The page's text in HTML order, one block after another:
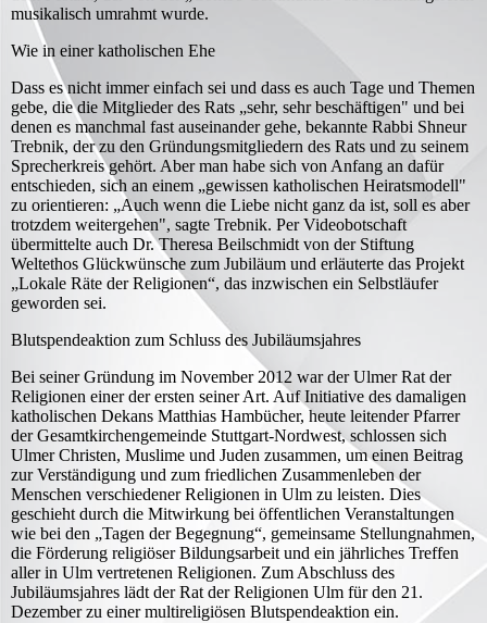
musikalisch umrahmt wurde.
Wie in einer katholischen Ehe
Dass es nicht immer einfach sei und dass es auch Tage und Themen
gebe, die die Mitglieder des Rats „sehr, sehr beschäftigen" und bei
denen es manchmal fast auseinander gehe, bekannte Rabbi Shneur
Trebnik, der zu den Gründungsmitgliedern des Rats und zu seinem
Sprecherkreis gehört. Aber man habe sich von Anfang an dafür
entschieden, sich an einem „gewissen katholischen Heiratsmodell"
zu orientieren: „Auch wenn die Liebe nicht ganz da ist, soll es aber
trotzdem weitergehen", sagte Trebnik. Per Videobotschaft
übermittelte auch Dr. Theresa Beilschmidt von der Stiftung
Weltethos Glückwünsche zum Jubiläum und erläuterte das Projekt
„Lokale Räte der Religionen“, das inzwischen ein Selbstläufer
geworden sei.
Blutspendeaktion zum Schluss des Jubiläumsjahres
Bei seiner Gründung im November 2012 war der Ulmer Rat der
Religionen einer der ersten seiner Art. Auf Initiative des damaligen
katholischen Dekans Matthias Hambücher, heute leitender Pfarrer
der Gesamtkirchengemeinde Stuttgart-Nordwest, schlossen sich
Ulmer Christen, Muslime und Juden zusammen, um einen Beitrag
zur Verständigung und zum friedlichen Zusammenleben der
Menschen verschiedener Religionen in Ulm zu leisten. Dies
geschieht durch die Mitwirkung bei öffentlichen Veranstaltungen
wie bei den „Tagen der Begegnung“, gemeinsame Stellungnahmen,
die Förderung religiöser Bildungsarbeit und ein jährliches Treffen
aller in Ulm vertretenen Religionen. Zum Abschluss des
Jubiläumsjahres lädt der Rat der Religionen Ulm für den 21.
Dezember zu einer multireligiösen Blutspendeaktion ein.